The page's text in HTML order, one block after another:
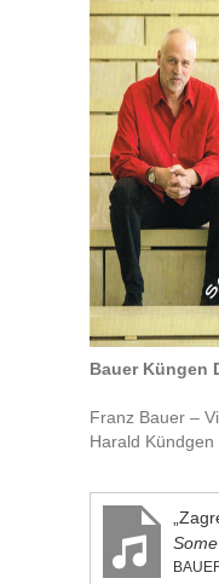
Bauer Küngen
Franz Bauer –
Harald